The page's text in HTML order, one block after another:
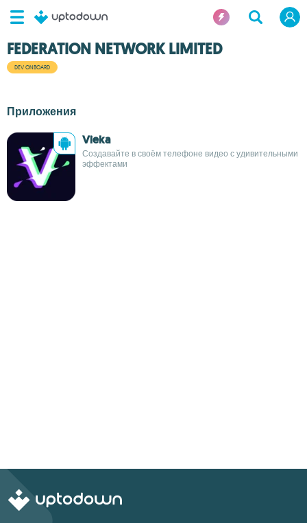
FEDERATION NETWORK LIMITED
DEV ONBOARD
Приложения
Vieka
Создавайте в своём телефоне видео с удивительными
эффектами